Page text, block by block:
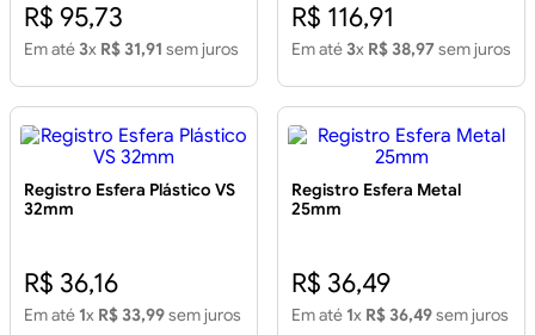
R$ 95,73
Em até 3x R$ 31,91 sem juros
R$ 116,91
Em até 3x R$ 38,97 sem juros
Registro Esfera Plástico VS
32mm
R$ 36,16
Em até 1x R$ 33,99sem juros
Registro Esfera Metal
25mm
R$ 36,49
Em até 1x R$ 36,49sem juros